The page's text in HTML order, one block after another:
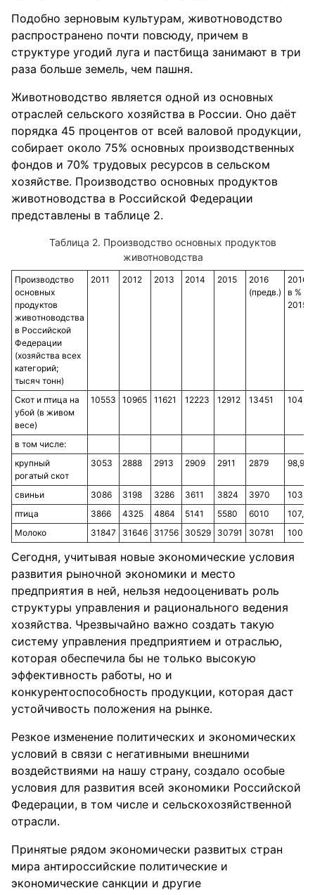
Подобно зерновым культурам, животноводство
распространено почти повсюду, причем в
структуре угодий луга и пастбища занимают в три
раза больше земель, чем пашня.
Животноводство является одной из основных
отраслей сельского хозяйства в России. Оно даёт
порядка 45 процентов от всей валовой продукции,
собирает около 75% основных производственных
фондов и 70% трудовых ресурсов в сельском
хозяйстве. Производство основных продуктов
животноводства в Российской Федерации
представлены в таблице 2.
Производство основных продуктов
животноводства
Производство
основных
продуктов
животноводства
в Российской
Федерации
(хозяйства всех
категорий;
тысяч тонн)
2011 2012 2013 2014 2015
2016
(предв.)
2016
в % к
2015
Скот и птица на
убой (в живом
весе)
10553 10965 11621 12223 12912 13451 104,2
в том числе:
крупный
рогатый скот
3053 2888 2913 2909 2911 2879 98,9
свиньи 3086 3198 3286 3611 3824 3970
103,8
птица
3866 4325 4864 5141 5580 6010
107,7
Молоко
31847 31646 31756 30529 30791 30781 100,0
Сегодня, учитывая новые экономические условия
развития рыночной экономики и место
предприятия в ней, нельзя недооценивать роль
структуры управления и рационального ведения
хозяйства. Чрезвычайно важно создать такую
систему управления предприятием и отраслью,
которая обеспечила бы не только высокую
эффективность работы, но и
конкурентоспособность продукции, которая даст
устойчивость положения на рынке.
Резкое изменение политических и экономических
условий в связи с негативными внешними
воздействиями на нашу страну, создало особые
условия для развития всей экономики Российской
Федерации, в том числе и сельскохозяйственной
отрасли.
Принятые рядом экономически развитых стран
мира антироссийские политические и
экономические санкции и другие